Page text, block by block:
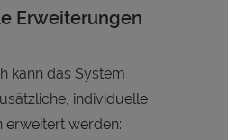
Erweiterungen
kann das System
individuelle
erweitert werden: